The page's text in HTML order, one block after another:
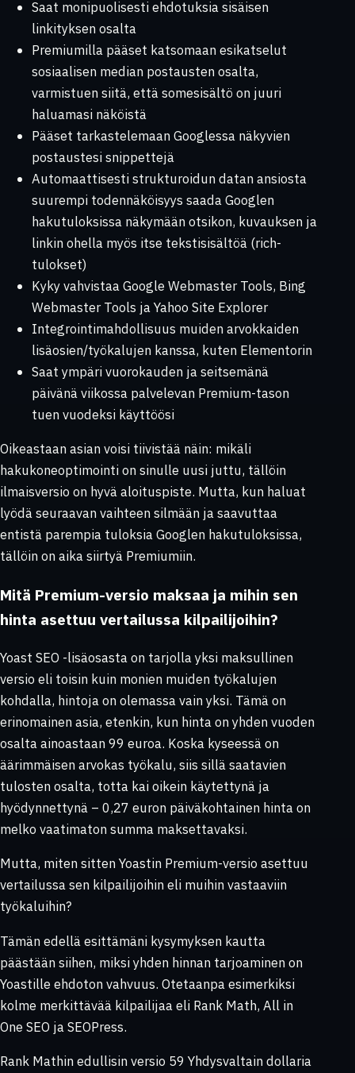
Saat monipuolisesti ehdotuksia sisäisen
linkityksen osalta
Premiumilla pääset katsomaan esikatselut
sosiaalisen median postausten osalta,
varmistuen siitä, että somesisältö on juuri
haluamasi näköistä
Pääset tarkastelemaan Googlessa näkyvien
postaustesi snippettejä
Automaattisesti strukturoidun datan ansiosta
suurempi todennäköisyys saada Googlen
hakutuloksissa näkymään otsikon, kuvauksen ja
linkin ohella myös itse tekstisisältöä (rich-
tulokset)
Kyky vahvistaa Google Webmaster Tools, Bing
Webmaster Tools ja Yahoo Site Explorer
Integrointimahdollisuus muiden arvokkaiden
lisäosien/työkalujen kanssa, kuten Elementorin
Saat ympäri vuorokauden ja seitsemänä
päivänä viikossa palvelevan Premium-tason
tuen vuodeksi käyttöösi
Oikeastaan asian voisi tiivistää näin: mikäli
hakukoneoptimointi on sinulle uusi juttu, tällöin
ilmaisversio on hyvä aloituspiste. Mutta, kun haluat
lyödä seuraavan vaihteen silmään ja saavuttaa
entistä parempia tuloksia Googlen hakutuloksissa,
tällöin on aika siirtyä Premiumiin.
Mitä Premium-versio maksaa ja mihin sen
hinta asettuu vertailussa kilpailijoihin?
Yoast SEO -lisäosasta on tarjolla yksi maksullinen
versio eli toisin kuin monien muiden työkalujen
kohdalla, hintoja on olemassa vain yksi. Tämä on
erinomainen asia, etenkin, kun hinta on yhden vuoden
osalta ainoastaan 99 euroa. Koska kyseessä on
äärimmäisen arvokas työkalu, siis sillä saatavien
tulosten osalta, totta kai oikein käytettynä ja
hyödynnettynä – 0,27 euron päiväkohtainen hinta on
melko vaatimaton summa maksettavaksi.
Mutta, miten sitten Yoastin Premium-versio asettuu
vertailussa sen kilpailijoihin eli muihin vastaaviin
työkaluihin?
Tämän edellä esittämäni kysymyksen kautta
päästään siihen, miksi yhden hinnan tarjoaminen on
Yoastille ehdoton vahvuus. Otetaanpa esimerkiksi
kolme merkittävää kilpailijaa eli Rank Math, All in
One SEO ja SEOPress.
Rank Mathin edullisin versio 59 Yhdysvaltain dollaria